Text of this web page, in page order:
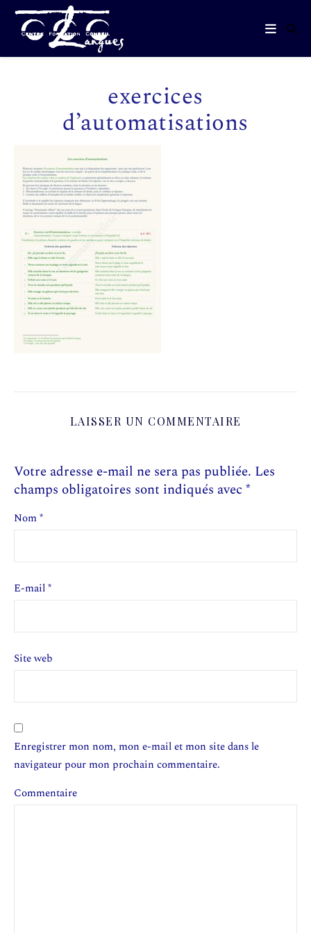
exercices
d’automatisations
LAISSER UN COMMENTAIRE
Votre adresse e-mail ne sera pas publiée. Les
champs obligatoires sont indiqués avec *
Nom*
E-mail*
Site web
Enregistrer mon nom, mon e-mail et mon site dans le
navigateur pour mon prochain commentaire.
Commentaire